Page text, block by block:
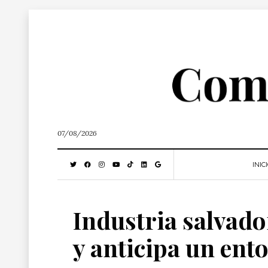
07/08/2026
Industria
y anticipa un